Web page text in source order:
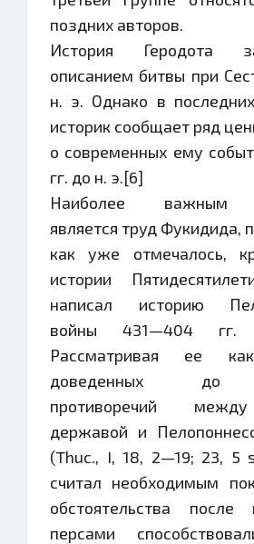
поздних авторов.
История Геродота
описанием битвы при
н. э. Однако в
историк сообщает ряд
о современных ему
гг. до н. э.[6]
Наиболее важным
является труд Фукидида,
как уже отмечалось,
истории
написал историю
войны 431—404
Рассматривая ее
доведенных до
противоречий
державой и
(Thuc., I, 18, 2—19; 23, 5
считал необходимым
обстоятельства
персами